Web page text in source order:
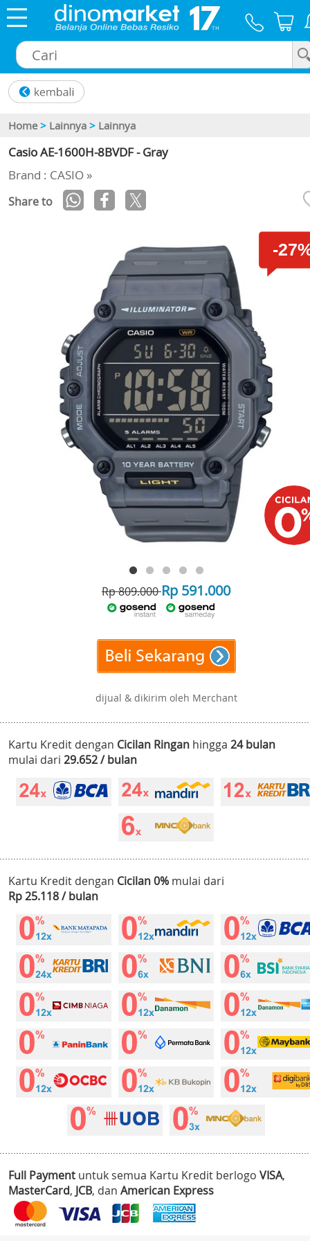
Home > Lainnya > Lainnya
Casio AE-1600H-8BVDF - Gray
Brand : CASIO »
Share to
-
Rp 809.000Rp 591.000
dijual & dikirim oleh Merchant
Kartu Kredit dengan Cicilan Ringan hingga 24 bulan
mulai dari 29.652 / bulan
Kartu Kredit dengan Cicilan 0% mulai dari
Rp 25.118 / bulan
Full Payment untuk semua Kartu Kredit berlogo VISA,
MasterCard, JCB, dan American Express